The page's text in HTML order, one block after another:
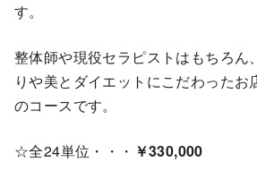
す。
整体師や現役セラピストはもちろん
りや美とダイエットにこだわったお
のコースです。
☆全24単位・・・ ￥330,000